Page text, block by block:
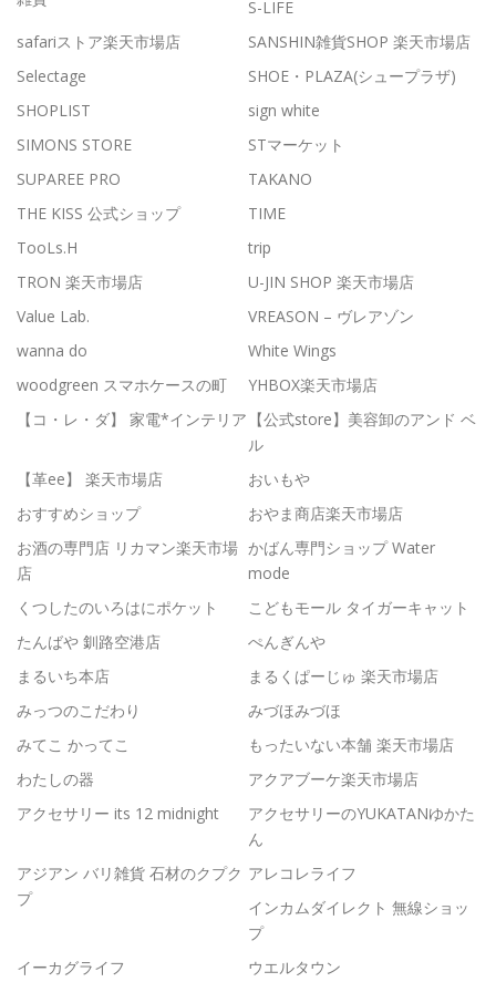
S-LIFE
safariストア楽天市場店
SANSHIN雑貨SHOP 楽天市場店
Selectage
SHOE・PLAZA(シュープラザ)
SHOPLIST
sign white
SIMONS STORE
STマーケット
SUPAREE PRO
TAKANO
THE KISS 公式ショップ
TIME
TooLs.H
trip
TRON 楽天市場店
U-JIN SHOP 楽天市場店
Value Lab.
VREASON – ヴレアゾン
wanna do
White Wings
woodgreen スマホケースの町
YHBOX楽天市場店
【コ・レ・ダ】 家電*インテリア 【公式store】美容卸のアンド ベ
ル
【革ee】 楽天市場店
おいもや
おすすめショップ
おやま商店楽天市場店
お酒の専門店 リカマン楽天市場
店
かばん専門ショップ Water
mode
くつしたのいろはにポケット
こどもモール タイガーキャット
たんばや 釧路空港店
ぺんぎんや
まるいち本店
まるくぱーじゅ 楽天市場店
みっつのこだわり
みづほみづほ
みてこ かってこ
もったいない本舗 楽天市場店
わたしの器
アクアブーケ楽天市場店
アクセサリー its 12 midnight
アクセサリーのYUKATANゆかた
ん
アジアン バリ雑貨 石材のクプク
プ
アレコレライフ
インカムダイレクト 無線ショッ
プ
イーカグライフ
ウエルタウン